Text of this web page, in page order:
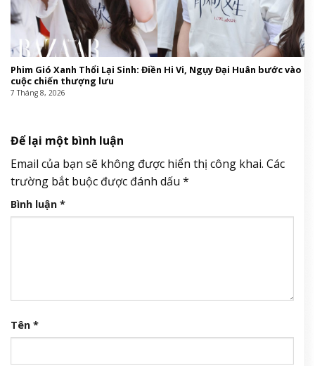
Phim Gió Xanh Thổi Lại Sinh: Điền Hi Vi, Ngụy Đại Huân bước vào
cuộc chiến thượng lưu
7 Tháng 8, 2026
Để lại một bình luận
Email của bạn sẽ không được hiển thị công khai. Các
trường bắt buộc được đánh dấu *
Bình luận *
Tên *